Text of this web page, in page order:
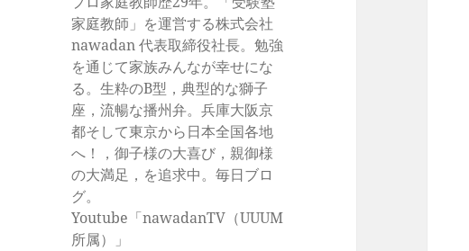
家庭教師」を運営する株式会社
nawadan 代表取締役社長。勉強
を通じて家族みんなが幸せにな
る。生粋のB型，典型的な獅子
座，流暢な播州弁。兵庫大阪京
都そして東京から日本全国各地
へ！，御子様の大喜び，親御様
の大満足，を追求中。毎日ブロ
グ。
Youtube「nawadanTV（UUUM
所属）」